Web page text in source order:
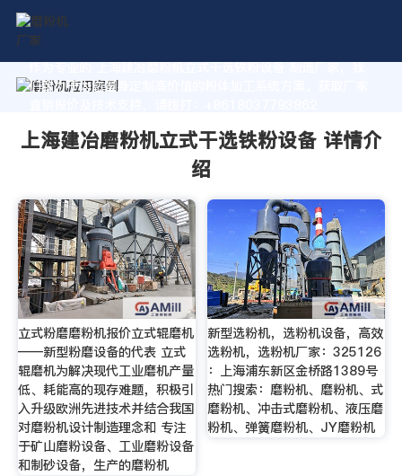
作为专业的 上海建冶磨粉机立式干选铁粉设备 制造厂家，我
们致力于为您量身定制高价值的粉体加工系统方案。获取厂家
上海建冶磨粉机立式干选铁粉设备 详情介
绍
立式粉磨磨粉机报价立式辊磨机
——新型粉磨设备的代表 立式
辊磨机为解决现代工业磨机产量
低、耗能高的现存难题，积极引
入升级欧洲先进技术并结合我国
对磨粉机设计制造理念和 专注
于矿山磨粉设备、工业磨粉设备
和制砂设备，生产的磨粉机
新型选粉机，选粉机设备，高效
选粉机，选粉机厂家：325126
：上海浦东新区金桥路1389号
热门搜索：磨粉机、磨粉机、式
磨粉机、冲击式磨粉机、液压磨
粉机、弹簧磨粉机、JY磨粉机